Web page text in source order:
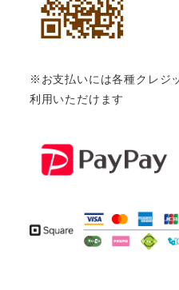
※お支払いには各種クレジ
利用いただけます